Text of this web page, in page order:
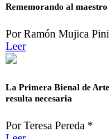
Rememorando al
Por Ramón Mujica
Leer
La Primera Bienal de
resulta necesaria
Por Teresa Pereda *